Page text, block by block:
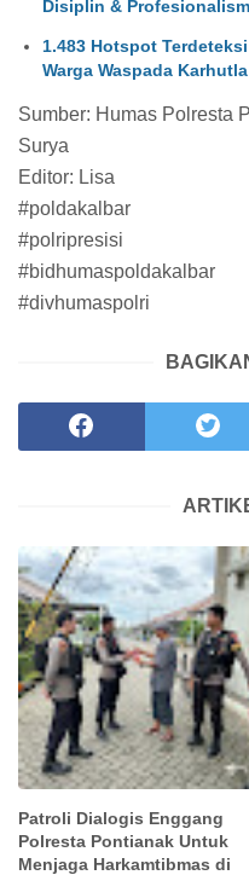
Disiplin &
1.483 Hotspot
Warga Waspada Karhutla
Sumber: Humas Polresta
Surya
Editor: Lisa
#poldakalbar
#polripresisi
#bidhumaspoldakalbar
#divhumaspolri
Patroli Dialogis Enggang
Polresta Pontianak Untuk
Menjaga Harkamtibmas di